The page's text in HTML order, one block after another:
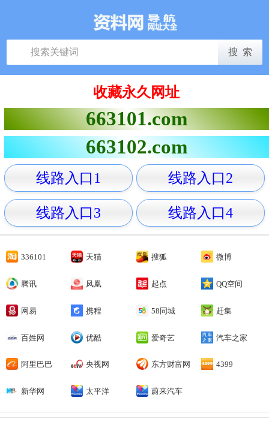
收藏永久网址
663101.com
663102.com
线路入口1 线路入口2
线路入口3 线路入口4
336101 天猫 搜狐 微博
腾讯 凤凰 起点 QQ空间
网易 携程 58同城 赶集
百姓网 优酷 爱奇艺 汽车之家
阿里巴巴 央视网 东方财富网 4399
新华网 太平洋 蔚来汽车